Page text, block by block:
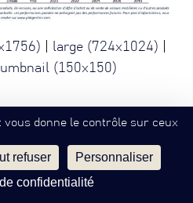
large (724x1024)
(150x150)
Group
vous donne le contrôle sur ceux
refuser
Personnaliser
confidentialité